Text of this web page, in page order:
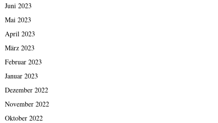
Juni 2023
Mai 2023
April 2023
März 2023
Februar 2023
Januar 2023
Dezember 2022
November 2022
Oktober 2022